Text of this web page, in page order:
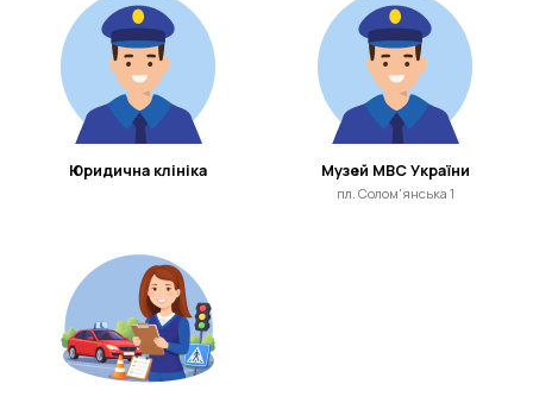
Юридична клініка Музей МВС України
пл. Солом'янська 1